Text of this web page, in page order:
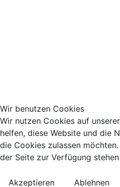
Wir benutzen Cookies
Wir nutzen Cookies auf
helfen, diese Website und die
die Cookies zulassen
der Seite zur Verfügung stehen.
Akzeptieren Ablehnen